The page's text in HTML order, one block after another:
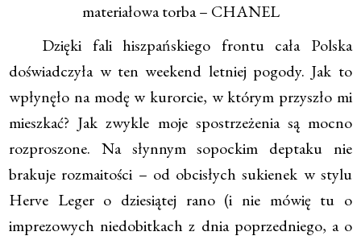
materiałowa torba – CHANEL
Dzięki fali hiszpańskiego frontu cała Polska
doświadczyła w ten weekend letniej pogody. Jak to
wpłynęło na modę w kurorcie, w którym przyszło mi
mieszkać? Jak zwykle moje spostrzeżenia są mocno
rozproszone. Na słynnym sopockim deptaku nie
brakuje rozmaitości – od obcisłych sukienek w stylu
Herve Leger o dziesiątej rano (i nie mówię tu o
imprezowych niedobitkach z dnia poprzedniego, a o